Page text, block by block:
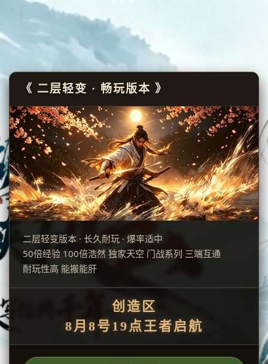
《 二层轻变 · 畅玩版本 》
二层轻变版本 · 长久耐玩 · 爆率适中
50倍经验 100倍浩然 独家天空 门战系列 三端互通
耐玩性高 能搬能肝
创造区
8月8号19点王者启航